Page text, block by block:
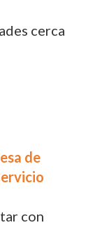
cerca
de
con